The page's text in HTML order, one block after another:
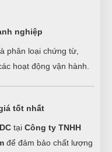
nghiệp
phân loại chứng từ,
hoạt động vận hành.
tốt nhất
tại Công ty TNHH
để đảm bảo chất lượng